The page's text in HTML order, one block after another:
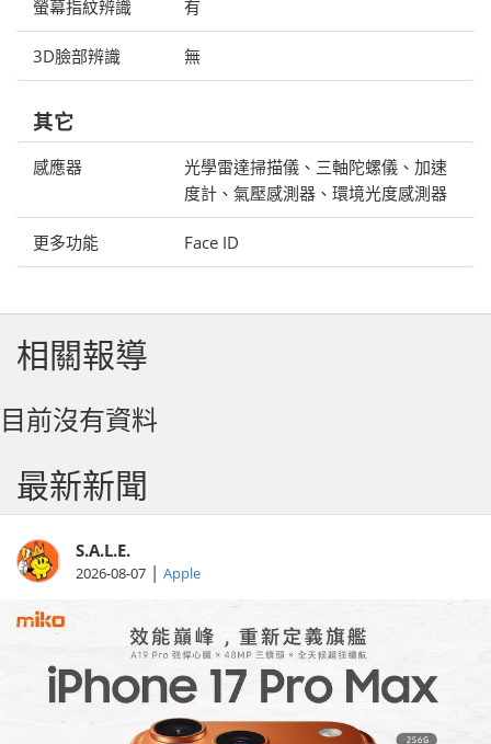
螢幕指紋辨識 有
3D臉部辨識 無
其它
感應器
光學雷達掃描儀、三軸陀螺儀、加速
度計、氣壓感測器、環境光度感測器
更多功能 Face ID
相關報導
目前沒有資料
最新新聞
S.A.L.E.
2026-08-07 | Apple